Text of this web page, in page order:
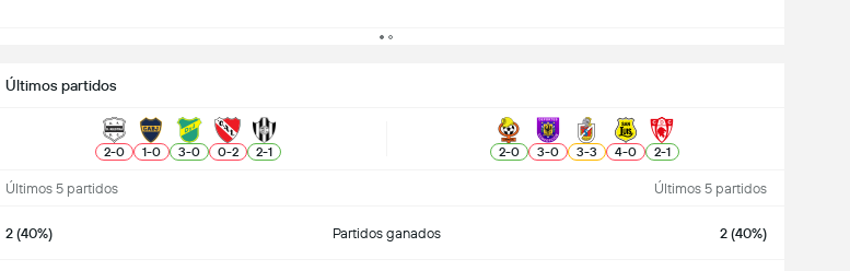
Últimos partidos
2-0 1-0 3-0 0-2 2-1 2-0 3-0 3-3 4-0 2-1
Últimos 5 partidos Últimos 5 partidos
2 (40%) Partidos ganados 2 (40%)